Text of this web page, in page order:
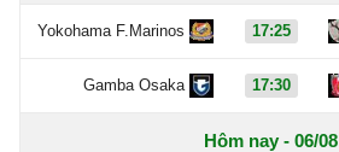
Yokohama F.Marinos 17:25
Gamba Osaka 17:30
Hôm nay - 06/08